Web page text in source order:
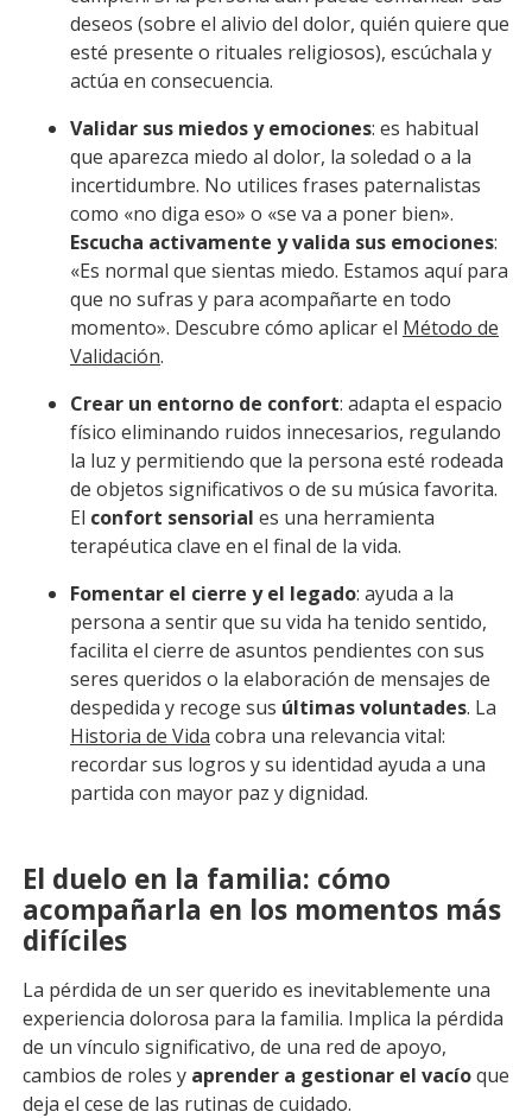
deseos (sobre el alivio del dolor, quién quiere que
esté presente o rituales religiosos), escúchala y
actúa en consecuencia.
Validar sus miedos y emociones: es habitual
que aparezca miedo al dolor, la soledad o a la
incertidumbre. No utilices frases paternalistas
como «no diga eso» o «se va a poner bien».
Escucha activamente y valida sus emociones:
«Es normal que sientas miedo. Estamos aquí para
que no sufras y para acompañarte en todo
momento». Descubre cómo aplicar el Método de
Validación.
Crear un entorno de confort: adapta el espacio
físico eliminando ruidos innecesarios, regulando
la luz y permitiendo que la persona esté rodeada
de objetos significativos o de su música favorita.
El confort sensorial es una herramienta
terapéutica clave en el final de la vida.
Fomentar el cierre y el legado: ayuda a la
persona a sentir que su vida ha tenido sentido,
facilita el cierre de asuntos pendientes con sus
seres queridos o la elaboración de mensajes de
despedida y recoge sus últimas voluntades. La
Historia de Vida cobra una relevancia vital:
recordar sus logros y su identidad ayuda a una
partida con mayor paz y dignidad.
El duelo en la familia: cómo
acompañarla en los momentos más
difíciles
La pérdida de un ser querido es inevitablemente una
experiencia dolorosa para la familia. Implica la pérdida
de un vínculo significativo, de una red de apoyo,
cambios de roles y aprender a gestionar el vacíoque
deja el cese de las rutinas de cuidado.